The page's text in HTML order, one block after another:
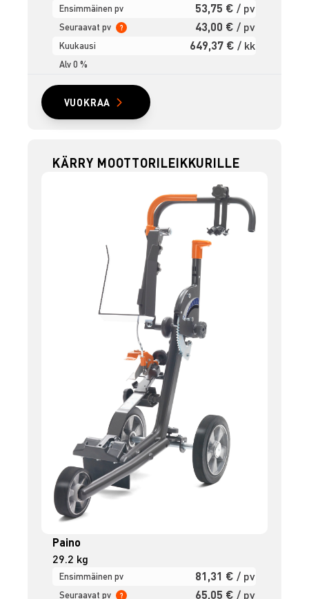
Ensimmäinen pv 53,75 € / pv
Seuraavat pv ? 43,00 € / pv
Kuukausi 649,37 € / kk
Alv 0 %
VUOKRAA
KÄRRY MOOTTORILEIKKURILLE
Paino
29.2 kg
Ensimmäinen pv 81,31 € / pv
Seuraavat pv ? 65,05 € / pv